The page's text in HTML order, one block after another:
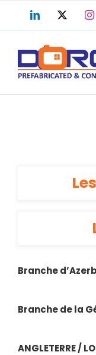
to
content
LinkedIn
Branche
Branche de la
ANGLETERRE /